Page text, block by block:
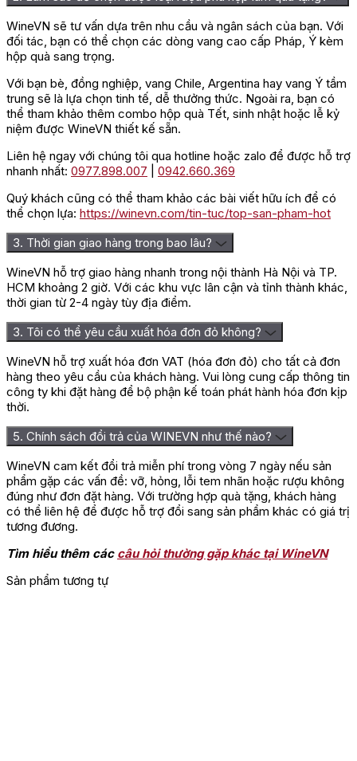
đã tạo ra một chai rượu rum đạt chất lượng như mục tiêu ban
đầu ông đề ra. Hơn thế nó còn được cả thế giới ghi nhận và ưa
chuộng sử dụng.
Cách Thưởng Thức Rượu Bacardi
White Rum
Bacardi Carta Blanca là chai rượu rum khá dễ uống nên có thể
thưởng thức nguyên chất, uống với đá hoặc dùng để pha chế
bạn không nên bỏ qua.
Đánh giá
Chưa có đánh giá nào.
Hãy là người đầu tiên nhận xét “Rượu Bacardi Carta Blanca
Superior White Rum”
đăng nhập
WineVN sẽ tư vấn dựa trên nhu cầu và ngân sách của bạn. Với
đối tác, bạn có thể chọn các dòng vang cao cấp Pháp, Ý kèm
hộp quà sang trọng.
Với bạn bè, đồng nghiệp, vang Chile, Argentina hay vang Ý tầm
trung sẽ là lựa chọn tinh tế, dễ thưởng thức. Ngoài ra, bạn có
thể tham khảo thêm combo hộp quà Tết, sinh nhật hoặc lễ kỷ
niệm được WineVN thiết kế sẵn.
Liên hệ ngay với chúng tôi qua hotline hoặc zalo để được hỗ trợ
nhanh nhất: 0977.898.007
0942.660.369
Quý khách cũng có thể tham khảo các bài viết hữu ích để có
thể chọn lựa: https://winevn.com/tin-tuc/top-san-pham-hot
3. Thời gian giao hàng trong bao lâu?
WineVN hỗ trợ giao hàng nhanh trong nội thành Hà Nội và TP.
HCM khoảng 2 giờ. Với các khu vực lân cận và tỉnh thành khác,
thời gian từ 2-4 ngày tùy địa điểm.
3. Tôi có thể yêu cầu xuất hóa đơn đỏ không?
WineVN hỗ trợ xuất hóa đơn VAT (hóa đơn đỏ) cho tất cả đơn
hàng theo yêu cầu của khách hàng. Vui lòng cung cấp thông tin
công ty khi đặt hàng để bộ phận kế toán phát hành hóa đơn kịp
thời.
5. Chính sách đổi trả của WINEVN như thế nào?
WineVN cam kết đổi trả miễn phí trong vòng 7 ngày nếu sản
phẩm gặp các vấn đề: vỡ, hỏng, lỗi tem nhãn hoặc rượu không
đúng như đơn đặt hàng. Với trường hợp quà tặng, khách hàng
có thể liên hệ để được hỗ trợ đổi sang sản phẩm khác có giá trị
tương đương.
Tìm hiểu thêm các câu hỏi thường gặp khác tại WineVN
Sản phẩm tương tự